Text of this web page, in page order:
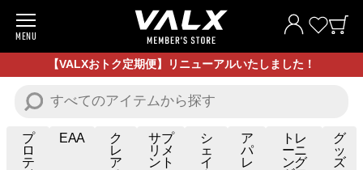
MENU
商品一覧
お試し商品
サプリメント
【VALXおトク定期便】リニューアルいたしました！
プ
ロ
テ
EAA
ク
レ
ア
サプ
リメ
ント
シ
ェ
イ
ア
パ
レ
トレ
ーニ
ング
グ
ッ
ズ